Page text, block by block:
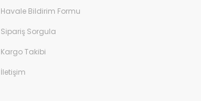
Havale Bildirim Formu
Sipariş Sorgula
Kargo Takibi
İletişim